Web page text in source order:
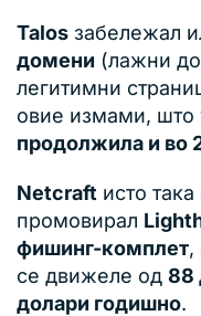
Talos забележал
домени (лажни
легитимни
овие измами, што
продолжила и во
Netcraft исто
промовирал
фишинг-комплет,
се движеле од 88
долари годишно.